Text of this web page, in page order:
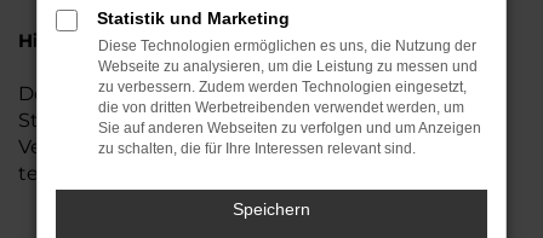
Hinweis gemäß § 36 Verbraucherstreitbeilegung:
Der Verkäufer/Auftragnehmer wird nicht an einem
Streitbeilegungsverfahren vor einer
Verbraucherschlichtungsstelle im Sinne des VSBG
teilnehmen und ist hierzu auch nicht verpflichtet.
Statistik und Marketing
Diese Technologien ermöglichen es uns, die Nutzung der
Webseite zu analysieren, um die Leistung zu messen und
zu verbessern. Zudem werden Technologien eingesetzt,
die von dritten Werbetreibenden verwendet werden, um
Sie auf anderen Webseiten zu verfolgen und um Anzeigen
zu schalten, die für Ihre Interessen relevant sind.
Speichern